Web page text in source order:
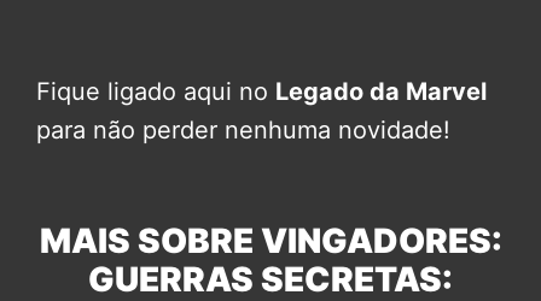
Fique ligado aqui no Legado da Marvel
para não perder nenhuma novidade!
MAIS SOBRE VINGADORES:
GUERRAS SECRETAS: